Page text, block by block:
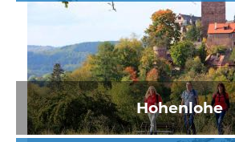
Hohenlohe